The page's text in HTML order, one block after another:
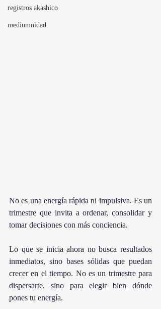
registros akashico
mediumnidad
No es una energía rápida ni impulsiva. Es un
trimestre que invita a ordenar, consolidar y
tomar decisiones con más conciencia.
Lo que se inicia ahora no busca resultados
inmediatos, sino bases sólidas que puedan
crecer en el tiempo. No es un trimestre para
dispersarte, sino para elegir bien dónde
pones tu energía.